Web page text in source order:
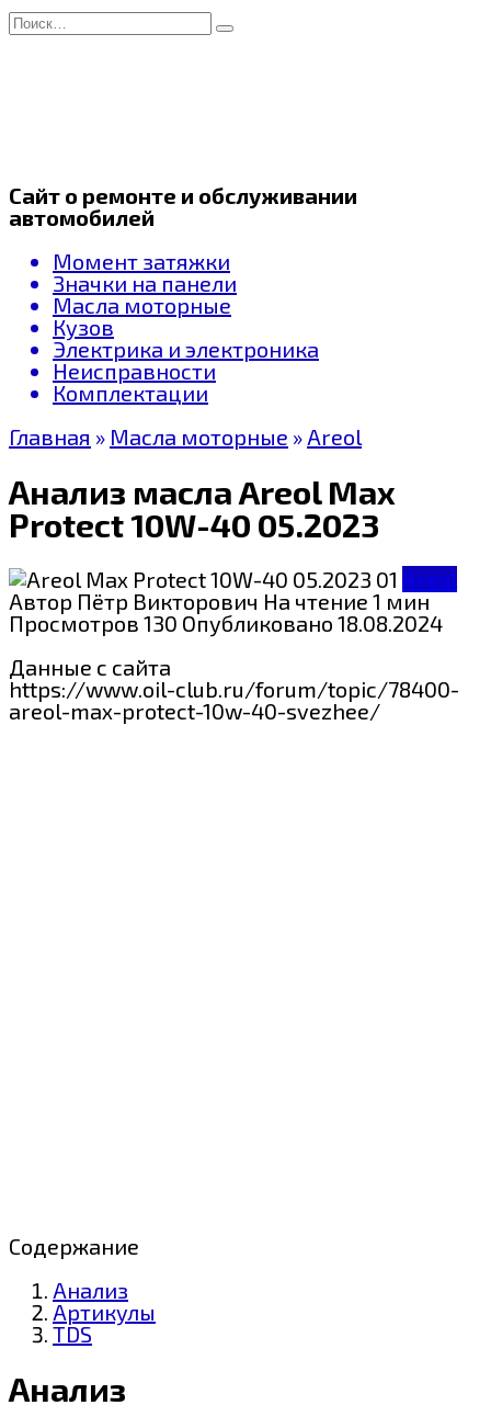
Перейти
к
Search
for:
Сайт о ремонте и обслуживании
автомобилей
Момент затяжки
Значки на панели
Масла моторные
Кузов
Электрика и электроника
Неисправности
Комплектации
Главная » Масла моторные » Areol
Анализ масла Areol Max
Protect 10W-40 05.2023
Areol
Автор Пётр Викторович На чтение 1 мин
Просмотров 130 Опубликовано 18.08.2024
Данные с сайта
https://www.oil-club.ru/forum/topic/78400-
areol-max-protect-10w-40-svezhee/
Содержание
Анализ
Артикулы
TDS
Анализ